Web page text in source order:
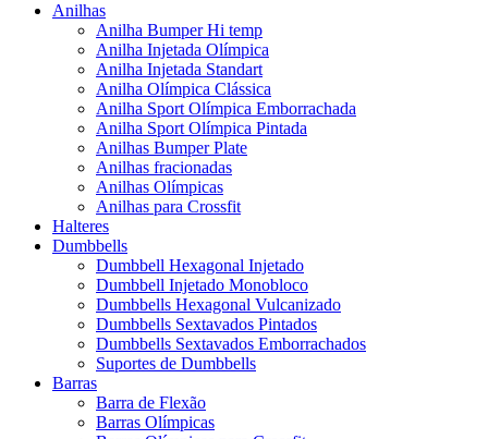
Anilhas
Anilha Bumper Hi temp
Anilha Injetada Olímpica
Anilha Injetada Standart
Anilha Olímpica Clássica
Anilha Sport Olímpica Emborrachada
Anilha Sport Olímpica Pintada
Anilhas Bumper Plate
Anilhas fracionadas
Anilhas Olímpicas
Anilhas para Crossfit
Halteres
Dumbbells
Dumbbell Hexagonal Injetado
Dumbbell Injetado Monobloco
Dumbbells Hexagonal Vulcanizado
Dumbbells Sextavados Pintados
Dumbbells Sextavados Emborrachados
Suportes de Dumbbells
Barras
Barra de Flexão
Barras Olímpicas